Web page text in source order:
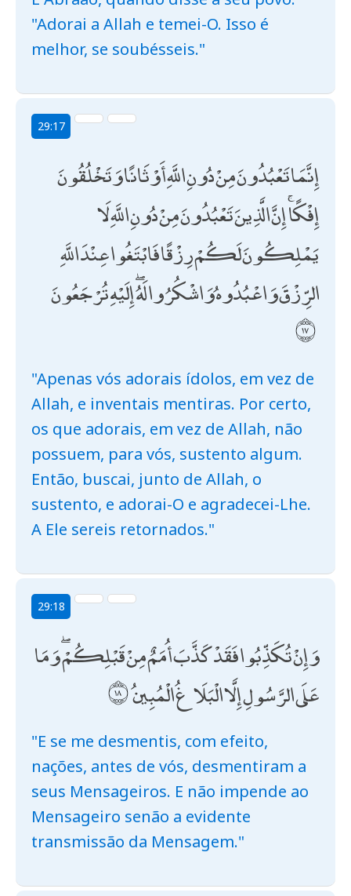
"Adorai a Allah e temei-O. Isso é
melhor, se soubésseis."
29:17
إِنَّمَا تَعْبُدُونَ مِنْ دُونِ اللَّهِ أَوْثَانًا وَتَخْلُقُونَ
إِفْكًا ۚ إِنَّ الَّذِينَ تَعْبُدُونَ مِنْ دُونِ اللَّهِ لَا
يَمْلِكُونَ لَكُمْ رِزْقًا فَابْتَغُوا عِنْدَ اللَّهِ
الرِّزْقَ وَاعْبُدُوهُ وَاشْكُرُوا لَهُ ۖ إِلَيْهِ تُرْجَعُونَ
"Apenas vós adorais ídolos, em vez de
Allah, e inventais mentiras. Por certo,
os que adorais, em vez de Allah, não
possuem, para vós, sustento algum.
Então, buscai, junto de Allah, o
sustento, e adorai-O e agradecei-Lhe.
A Ele sereis retornados."
29:18
وَإِنْ تُكَذِّبُوا فَقَدْ كَذَّبَ أُمَمٌ مِنْ قَبْلِكُمْ ۖ وَمَا
عَلَى الرَّسُولِ إِلَّا الْبَلَاغُ الْمُبِينُ
"E se me desmentis, com efeito,
nações, antes de vós, desmentiram a
seus Mensageiros. E não impende ao
Mensageiro senão a evidente
transmissão da Mensagem."